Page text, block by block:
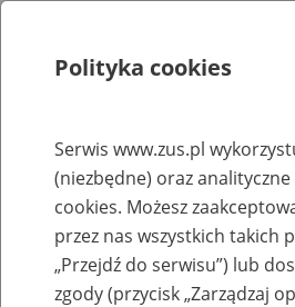
Rejestry, ewidencje i archiwa
Baza
przekształconych
Polityka cookies
Serwis www.zus.pl
(niezbędne) oraz
cookies. Możesz
przez nas wszystkich takich
„Przejdź do serwisu”) lub
zgody (przycisk „Zarządzaj